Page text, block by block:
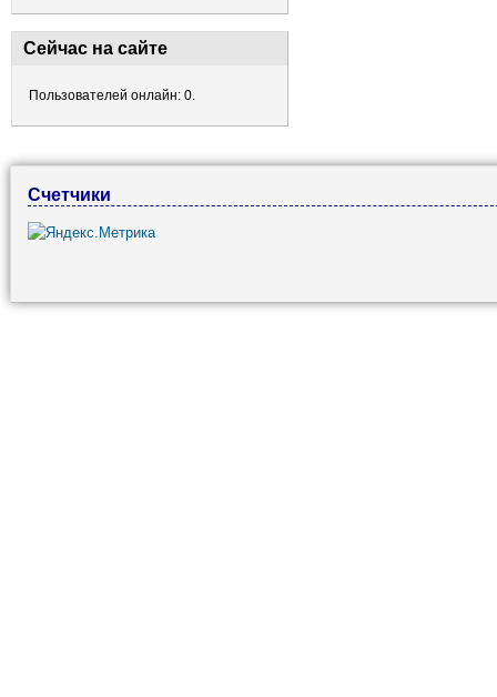
Сейчас на сайте
Пользователей онлайн: 0.
Счетчики